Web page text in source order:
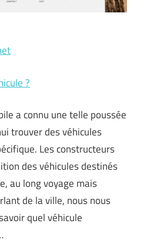
?
a connu une telle poussée
trouver des véhicules
Les constructeurs
des véhicules destinés
au long voyage mais
de la ville, nous nous
quel véhicule